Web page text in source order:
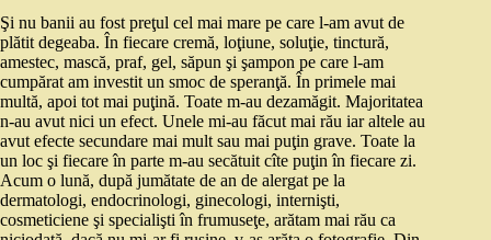
Şi nu banii au fost preţul cel mai mare pe care l-am avut de
plătit degeaba. În fiecare cremă, loţiune, soluţie, tinctură,
amestec, mască, praf, gel, săpun şi şampon pe care l-am
cumpărat am investit un smoc de speranţă. În primele mai
multă, apoi tot mai puţină. Toate m-au dezamăgit. Majoritatea
n-au avut nici un efect. Unele mi-au făcut mai rău iar altele au
avut efecte secundare mai mult sau mai puţin grave. Toate la
un loc şi fiecare în parte m-au secătuit cîte puţin în fiecare zi.
Acum o lună, după jumătate de an de alergat pe la
dermatologi, endocrinologi, ginecologi, internişti,
cosmeticiene şi specialişti în frumuseţe, arătam mai rău ca